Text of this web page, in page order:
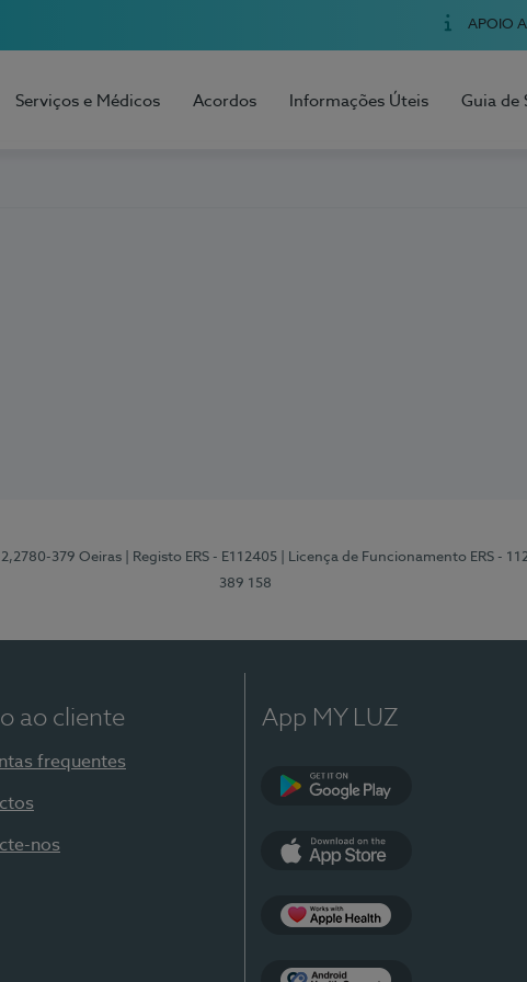
APOIO
Serviços e Médicos Acordos Informações Úteis Guia de
379 Oeiras | Registo ERS - E112405 | Licença de Funcionamento ERS -
389 158
ao cliente
frequentes
nos
App MY LUZ